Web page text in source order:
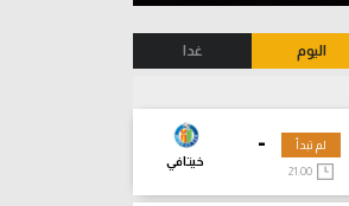
اليوم غدا
-
خيتافي
لم تبدأ